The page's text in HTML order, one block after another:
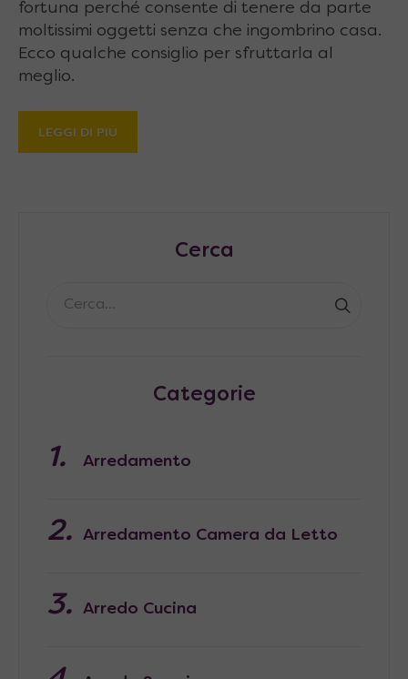
fortuna perché consente di tenere da parte
moltissimi oggetti senza che ingombrino casa.
Ecco qualche consiglio per sfruttarla al
meglio.
LEGGI DI PIÙ
Cerca
Categorie
Arredamento
Arredamento Camera da Letto
Arredo Cucina